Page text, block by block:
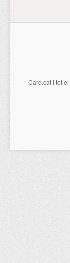
Card.cati tot